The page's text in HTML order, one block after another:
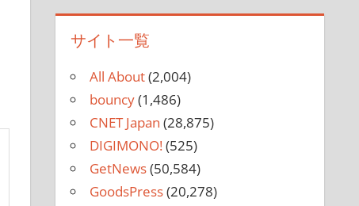
サイト一覧
All About(2,004)
bouncy(1,486)
CNET Japan (28,875)
DIGIMONO!(525)
GetNews(50,584)
GoodsPress(20,278)